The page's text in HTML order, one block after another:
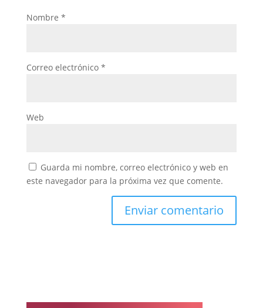
Nombre *
Correo electrónico *
Web
Guarda mi nombre, correo electrónico y web en
este navegador para la próxima vez que comente.